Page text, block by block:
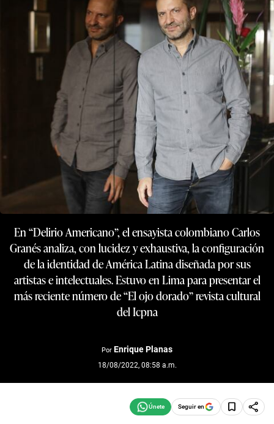
En “Delirio Americano”, el ensayista colombiano Carlos
Granés analiza, con lucidez y exhaustiva, la configuración
de la identidad de América Latina diseñada por sus
artistas e intelectuales. Estuvo en Lima para presentar el
más reciente número de “El ojo dorado” revista cultural
del Icpna
Por Enrique Planas
18/08/2022, 08:58 a.m.
Seguir en